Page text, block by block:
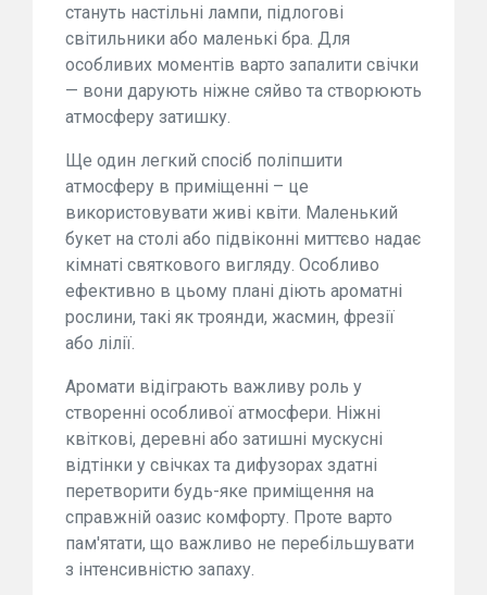
стануть настільні лампи, підлогові
світильники або маленькі бра. Для
особливих моментів варто запалити свічки
— вони дарують ніжне сяйво та створюють
атмосферу затишку.
Ще один легкий спосіб поліпшити
атмосферу в приміщенні – це
використовувати живі квіти. Маленький
букет на столі або підвіконні миттєво надає
кімнаті святкового вигляду. Особливо
ефективно в цьому плані діють ароматні
рослини, такі як троянди, жасмин, фрезії
або лілії.
Аромати відіграють важливу роль у
створенні особливої атмосфери. Ніжні
квіткові, деревні або затишні мускусні
відтінки у свічках та дифузорах здатні
перетворити будь-яке приміщення на
справжній оазис комфорту. Проте варто
пам'ятати, що важливо не перебільшувати
з інтенсивністю запаху.